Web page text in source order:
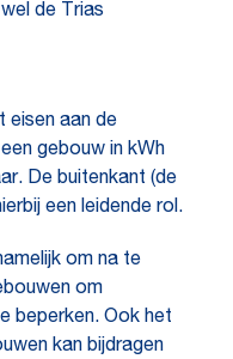
de Trias
eisen aan de
gebouw in kWh
De buitenkant (de
een leidende rol.
om na te
om
beperken. Ook het
kan bijdragen